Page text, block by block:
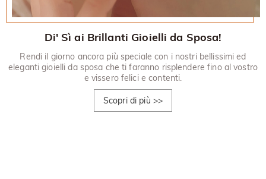
Di' Sì ai Brillanti Gioielli da Sposa!
Rendi il giorno ancora più speciale con i nostri bellissimi ed
eleganti gioielli da sposa che ti faranno risplendere fino al vostro
e vissero felici e contenti.
Scopri di più >>